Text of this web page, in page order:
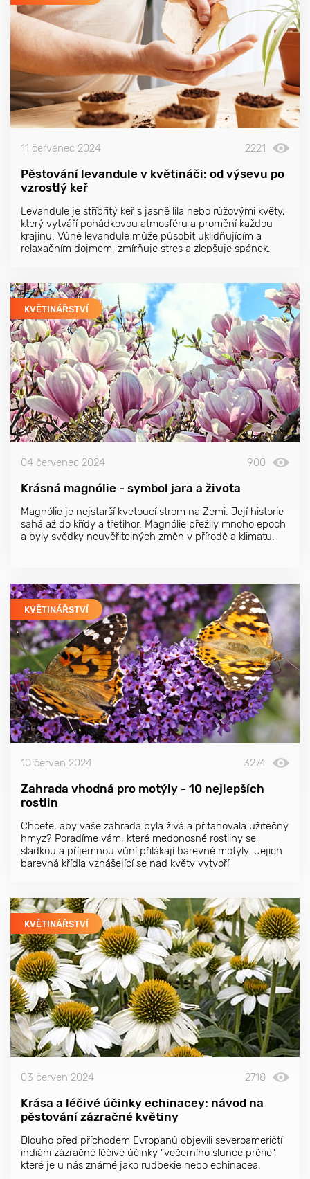
11 červenec 2024 2221
Pěstování levandule v květináči: od výsevu po
vzrostlý keř
Levandule je stříbřitý keř s jasně lila nebo růžovými květy,
který vytváří pohádkovou atmosféru a promění každou
krajinu. Vůně levandule může působit uklidňujícím a
relaxačním dojmem, zmírňuje stres a zlepšuje spánek.
KVĚTINÁŘSTVÍ
04 červenec 2024 900
Krásná magnólie - symbol jara a života
Magnólie je nejstarší kvetoucí strom na Zemi. Její historie
sahá až do křídy a třetihor. Magnólie přežily mnoho epoch
a byly svědky neuvěřitelných změn v přírodě a klimatu.
KVĚTINÁŘSTVÍ
10 červen 2024 3274
Zahrada vhodná pro motýly - 10 nejlepších
rostlin
Chcete, aby vaše zahrada byla živá a přitahovala užitečný
hmyz? Poradíme vám, které medonosné rostliny se
sladkou a příjemnou vůní přilákají barevné motýly. Jejich
barevná křídla vznášející se nad květy vytvoří
KVĚTINÁŘSTVÍ
03 červen 2024 2718
Krása a léčivé účinky echinacey: návod na
pěstování zázračné květiny
Dlouho před příchodem Evropanů objevili severoameričtí
indiáni zázračné léčivé účinky "večerního slunce prérie",
které je u nás známé jako rudbekie nebo echinacea.